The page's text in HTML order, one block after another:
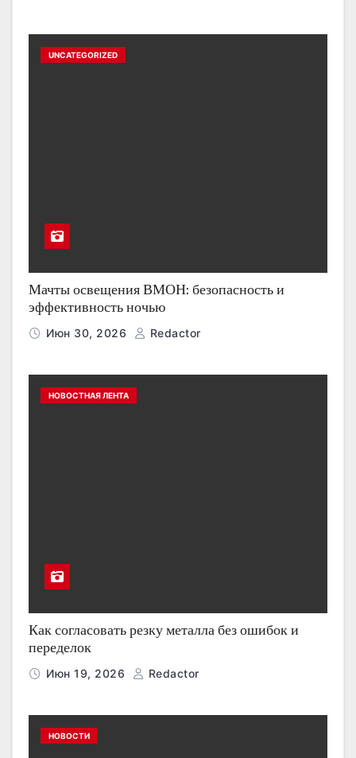
UNCATEGORIZED
Мачты освещения ВМОН: безопасность и
эффективность ночью
Июн 30, 2026 Redactor
НОВОСТНАЯ ЛЕНТА
Как согласовать резку металла без ошибок и
переделок
Июн 19, 2026 Redactor
НОВОСТИ